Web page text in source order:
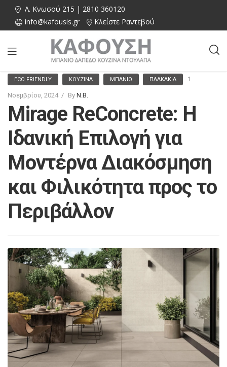
Λ. Κνωσού 215 | 2810 360120
info@kafousis.gr
Κλείστε Ραντεβού
ECO FRIENDLY ΚΟΥΖΊΝΑ ΜΠΆΝΙΟ ΠΛΑΚΆΚΙΑ 1
Νοεμβρίου, 2024 By N.B.
Mirage ReConcrete: Η
Ιδανική Επιλογή για
Μοντέρνα Διακόσμηση
και Φιλικότητα προς το
Περιβάλλον